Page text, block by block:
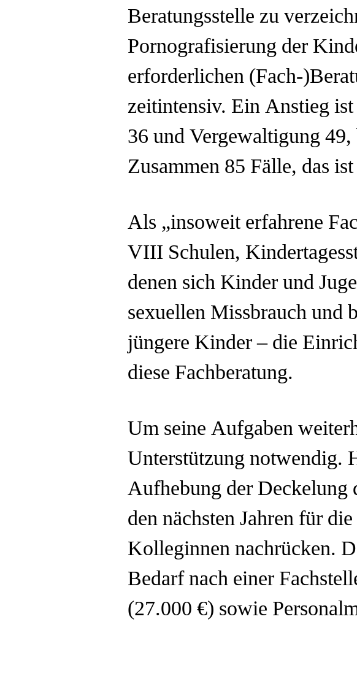
Beratungsstelle zu
Pornografisierung der
erforderlichen (Fach-
zeitintensiv. Ein Anstieg
36 und Vergewaltigung
Zusammen 85 Fälle, das
Als „insoweit erfahrene
VIII Schulen,
denen sich Kinder und
sexuellen Missbrauch und
jüngere Kinder – die
diese Fachberatung.
Um seine Aufgaben
Unterstützung notwendig.
Aufhebung der Deckelung
den nächsten Jahren für
Kolleginnen nachrücken.
Bedarf nach einer
(27.000 €) sowie